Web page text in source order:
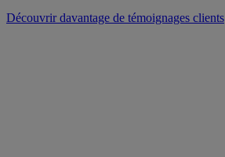
Découvrir davantage de témoignages clients